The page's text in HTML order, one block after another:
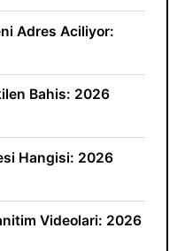
Adres Aciliyor:
Bahis: 2026
Hangisi: 2026
Videolari: 2026